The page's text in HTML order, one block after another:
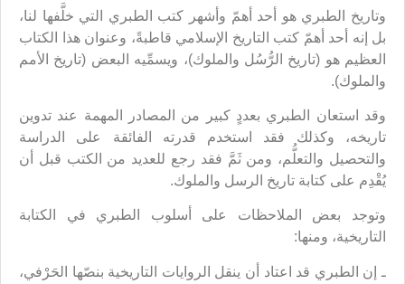
وتاريخ الطبري هو أحد أهمّ وأشهر كتب الطبري التي خلَّفها لنا،
بل إنه أحد أهمّ كتب التاريخ الإسلامي قاطبةً، وعنوان هذا الكتاب
العظيم هو (تاريخ الرُّسُل والملوك)، ويسمِّيه البعض (تاريخ الأمم
والملوك).
وقد استعان الطبري بعددٍ كبير من المصادر المهمة عند تدوين
تاريخه، وكذلك فقد استخدم قدرته الفائقة على الدراسة
والتحصيل والتعلُّم، ومن ثَمَّ فقد رجع للعديد من الكتب قبل أن
يُقْدِم على كتابة تاريخ الرسل والملوك.
وتوجد بعض الملاحظات على أسلوب الطبري في الكتابة
التاريخية، ومنها:
ـ إن الطبري قد اعتاد أن ينقل الروايات التاريخية بنصّها الحَرْفي،